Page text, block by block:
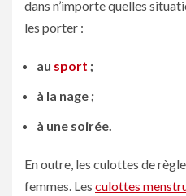
dans n’importe quelles
les porter :
au sport ;
à la nage ;
à une soirée.
En outre, les culottes de
femmes. Les culottes